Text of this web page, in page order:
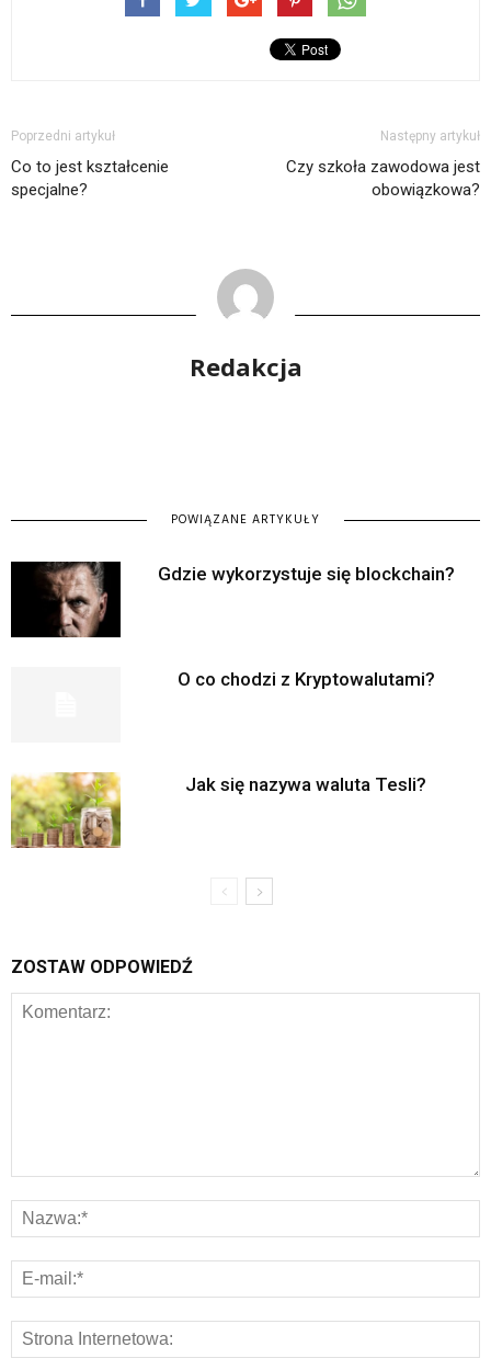
Poprzedni artykuł
Co to jest kształcenie
specjalne?
Następny artykuł
Czy szkoła zawodowa jest
obowiązkowa?
Redakcja
POWIĄZANE ARTYKUŁY
Gdzie wykorzystuje się blockchain?
O co chodzi z Kryptowalutami?
Jak się nazywa waluta Tesli?
ZOSTAW ODPOWIEDŹ